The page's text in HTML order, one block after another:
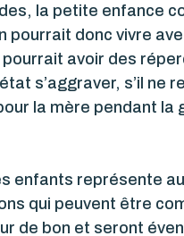
la petite enfance
pourrait donc vivre
avoir des
s’aggraver, s’il
la mère pendant
enfants représente
qui peuvent être
de bon et seront